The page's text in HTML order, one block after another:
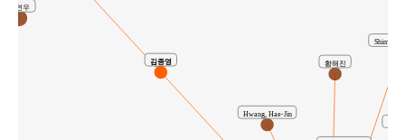
Shim,
황해진
Hwang, Hae-Jin
홍연우
김종영